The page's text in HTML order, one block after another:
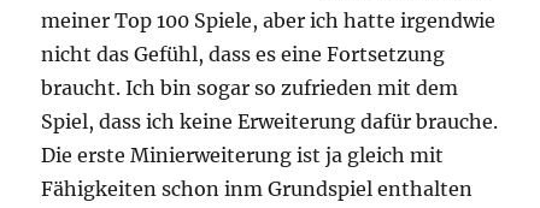
meiner Top 100 Spiele, aber ich hatte irgendwie
nicht das Gefühl, dass es eine Fortsetzung
braucht. Ich bin sogar so zufrieden mit dem
Spiel, dass ich keine Erweiterung dafür brauche.
Die erste Minierweiterung ist ja gleich mit
Fähigkeiten schon inm Grundspiel enthalten